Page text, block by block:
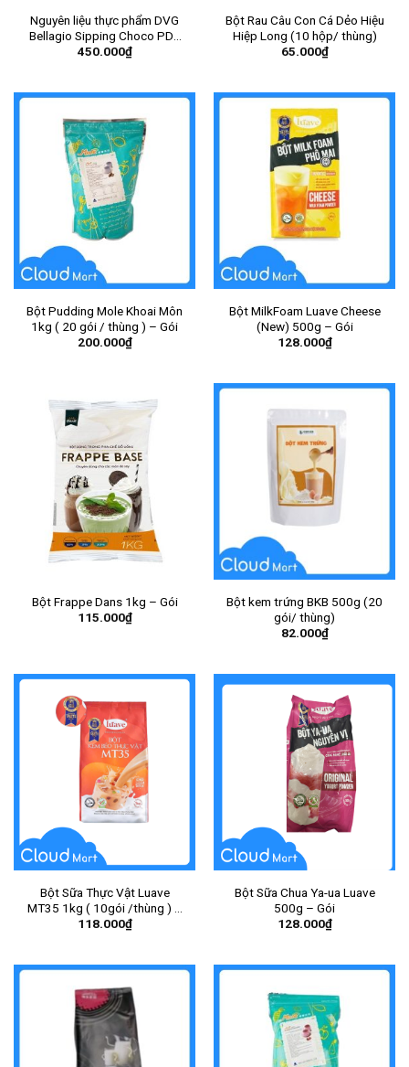
Nguyên liệu thực phẩm DVG
Bellagio Sipping Choco PDR
Mix 1kgx6-20480840 – Gói
450.000₫
Bột Rau Câu Con Cá Dẻo Hiệu
Hiệp Long (10 hộp/ thùng)
65.000₫
Bột Pudding Mole Khoai Môn
1kg ( 20 gói / thùng ) – Gói
200.000₫
Bột MilkFoam Luave Cheese
(New) 500g – Gói
128.000₫
Bột Frappe Dans 1kg – Gói
115.000₫
Bột kem trứng BKB 500g (20
gói/ thùng)
82.000₫
Bột Sữa Thực Vật Luave
MT35 1kg ( 10gói /thùng ) –
Gói
118.000₫
Bột Sữa Chua Ya-ua Luave
500g – Gói
128.000₫